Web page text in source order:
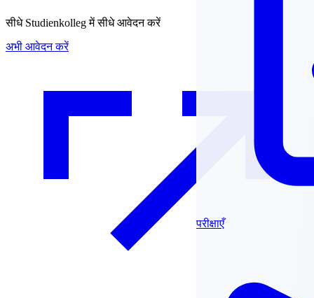
परीक्षाएँ
सीधे Studienkolleg में सीधे आवेदन करें
अभी आवेदन करें